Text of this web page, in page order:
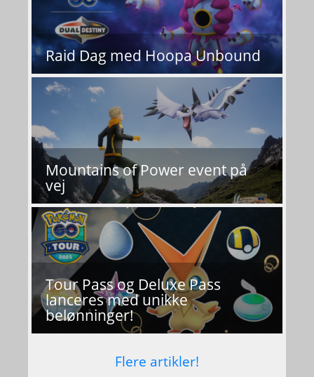
Raid Dag med Hoopa Unbound
Mountains of Power event på
vej
Tour Pass og Deluxe Pass
lanceres med unikke
belønninger!
Flere artikler!